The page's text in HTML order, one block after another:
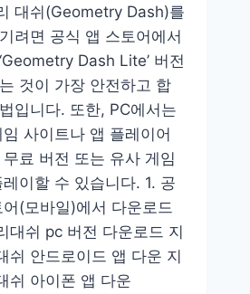
사
이
트
대쉬(Geometry Dash)를
려면 공식 앱 스토어에서
Dash Lite’ 버전
것이 가장 안전하고 합
입니다. 또한, PC에서는
사이트나 앱 플레이어
료 버전 또는 유사 게임
이할 수 있습니다. 1. 공
(모바일)에서 다운로드
대쉬 pc 버전 다운로드 지
쉬 안드로이드 앱 다운 지
쉬 아이폰 앱 다운